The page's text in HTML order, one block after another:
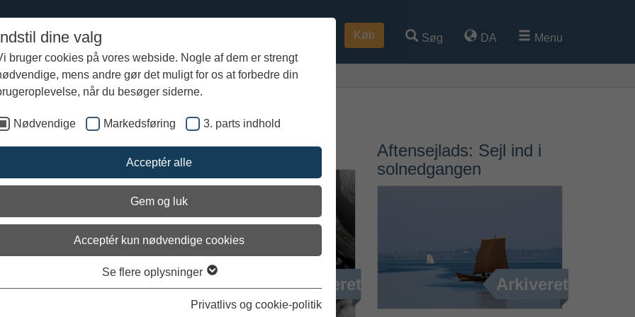
dine valg
bruger cookies på vores webside. Nogle af dem er strengt
mens andre gør det muligt for os at forbedre din
når du besøger siderne.
Nødvendige Markedsføring 3. parts indhold
Acceptér alle
Gem og luk
Acceptér kun nødvendige cookies
Se flere oplysninger
Privatlivs og cookie-politik
Køb Søg DA Menu
Mød kulsvierne og oplev det ældgamle håndværk
Arkiveret
flamme: Mød kulsvierne
Arkiveret
Aftensejlads: Sejl ind i
solnedgangen